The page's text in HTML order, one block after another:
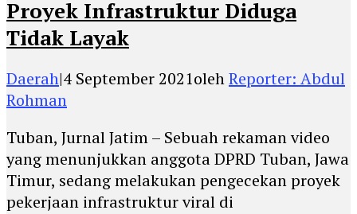
Proyek Infrastruktur Diduga
Tidak Layak
Daerah|4 September 2021olehReporter: Abdul
Rohman
Tuban, Jurnal Jatim – Sebuah rekaman video
yang menunjukkan anggota DPRD Tuban, Jawa
Timur, sedang melakukan pengecekan proyek
pekerjaan infrastruktur viral di